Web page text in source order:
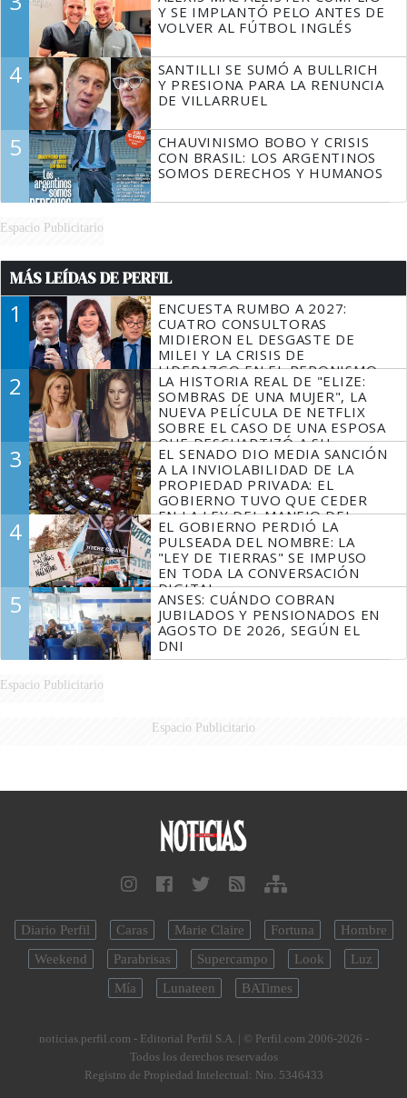
Y SE IMPLANTÓ PELO ANTES DE
VOLVER AL FÚTBOL INGLÉS
4
SANTILLI SE SUMÓ A BULLRICH
Y PRESIONA PARA LA RENUNCIA
DE VILLARRUEL
5
CHAUVINISMO BOBO Y CRISIS
CON BRASIL: LOS ARGENTINOS
SOMOS DERECHOS Y HUMANOS
Espacio Publicitario
MÁS LEÍDAS DE PERFIL
1
ENCUESTA RUMBO A 2027:
CUATRO CONSULTORAS
MIDIERON EL DESGASTE DE
MILEI Y LA CRISIS DE
LIDERAZGO EN EL PERONISMO
2
LA HISTORIA REAL DE "ELIZE:
SOMBRAS DE UNA MUJER", LA
NUEVA PELÍCULA DE NETFLIX
SOBRE EL CASO DE UNA ESPOSA
QUE DESCUARTIZÓ A SU
MARIDO
3
EL SENADO DIO MEDIA SANCIÓN
A LA INVIOLABILIDAD DE LA
PROPIEDAD PRIVADA: EL
GOBIERNO TUVO QUE CEDER
EN LA LEY DEL MANEJO DEL
FUEGO
4
EL GOBIERNO PERDIÓ LA
PULSEADA DEL NOMBRE: LA
"LEY DE TIERRAS" SE IMPUSO
EN TODA LA CONVERSACIÓN
DIGITAL
5
ANSES: CUÁNDO COBRAN
JUBILADOS Y PENSIONADOS EN
AGOSTO DE 2026, SEGÚN EL
DNI
Espacio Publicitario
Espacio Publicitario
Diario Perfil Caras Marie Claire Fortuna
Hombre
Weekend
Parabrisas Supercampo Look
Luz
Mía
Lunateen BATimes
noticias.perfil.com - Editorial Perfil S.A. | © Perfil.com 2006-2026 -
Todos los derechos reservados
Registro de Propiedad Intelectual: Nro. 5346433